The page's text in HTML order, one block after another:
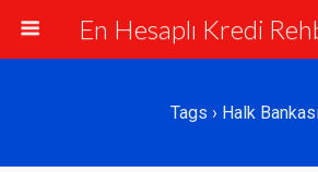
Tags › Halk